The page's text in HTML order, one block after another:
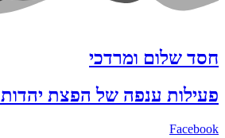
חסד שלום ומרדכי
פעילות ענפה של הפצת יהדות
Facebook